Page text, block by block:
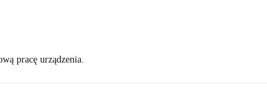
pracę urządzenia.